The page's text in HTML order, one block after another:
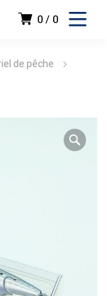
0 0
de pêche